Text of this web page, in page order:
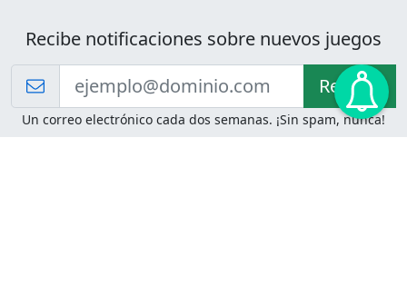
Recibe notificaciones sobre nuevos juegos
Recibir!
Un correo electrónico cada dos semanas. ¡Sin spam, nunca!